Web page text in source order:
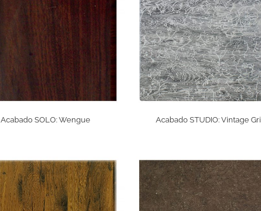
Acabado SOLO: Wengue Acabado STUDIO: Vintage